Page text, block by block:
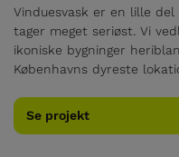
Vinduesvask er en lille
tager meget seriøst. Vi
ikoniske bygninger
Københavns dyreste
Se projekt